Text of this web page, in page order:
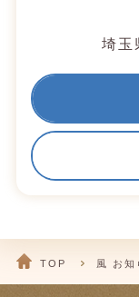
埼玉
TOP 風 お知